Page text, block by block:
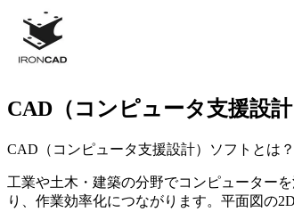
CAD（コンピュータ支援設
CAD（コンピュータ支援設計）ソフト とは？
工業や土木・建築の分野でコンピューター
り、作業効率化につながります。平面図の